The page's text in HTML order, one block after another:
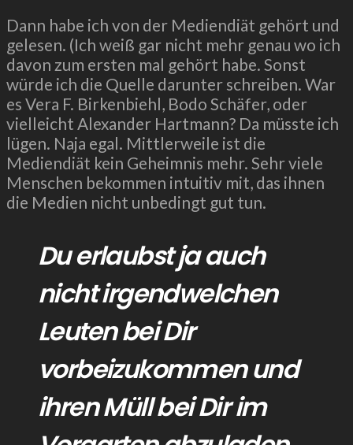
Dann habe ich von der Mediendiät gehört und
gelesen. (Ich weiß gar nicht mehr genau wo ich
davon zum ersten mal gehört habe. Sonst
würde ich die Quelle darunter schreiben. War
es Vera F. Birkenbiehl, Bodo Schäfer, oder
vielleicht Alexander Hartmann? Da müsste ich
lügen. Naja egal. Mittlerweile ist die
Mediendiät kein Geheimnis mehr. Sehr viele
Menschen bekommen intuitiv mit, das ihnen
die Medien nicht unbedingt gut tun.
Du erlaubst ja auch
nicht irgendwelchen
Leuten bei Dir
vorbeizukommen und
ihren Müll bei Dir im